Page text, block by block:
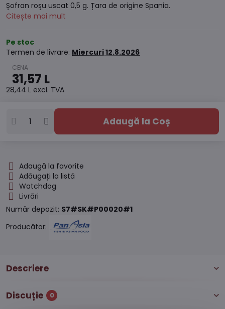
Șofran roșu uscat 0,5 g. Țara de origine Spania.
Citește mai mult
Pe stoc
Termen de livrare: Miercuri12.8.2026
31,57 L
28,44 L excl. TVA
Adaugă la Coș
Adaugă la favorite
Adăugați la listă
Watchdog
Livrări
Număr depozit: S7#SK#P00020#1
Producător:
Descriere
Discuție 0